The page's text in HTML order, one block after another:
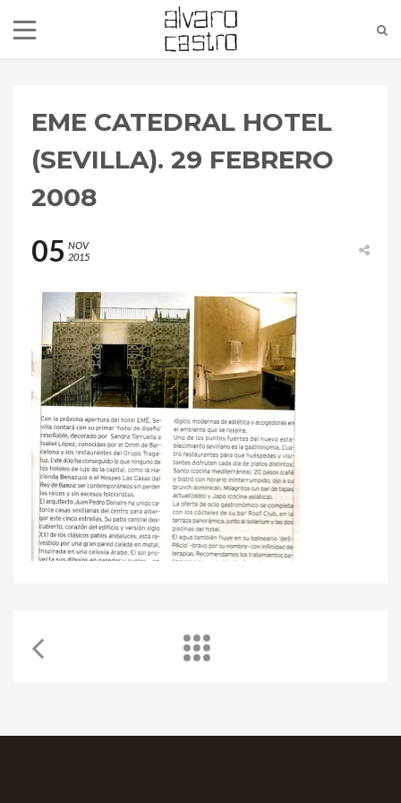
alvaro@alvarocastro.com
EME CATEDRAL HOTEL
(SEVILLA). 29 FEBRERO
2008
05 NOV
2015